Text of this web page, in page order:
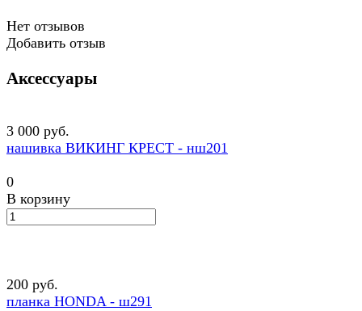
Нет отзывов
Добавить отзыв
Аксессуары
3 000 руб.
нашивка ВИКИНГ КРЕСТ - нш201
0
В корзину
200 руб.
планка HONDA - ш291